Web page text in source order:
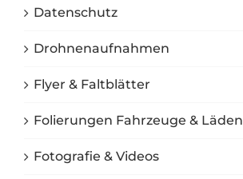
Datenschutz
Drohnenaufnahmen
Flyer & Faltblätter
Folierungen Fahrzeuge & Läden
Fotografie & Videos